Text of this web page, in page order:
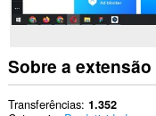
Sobre a extensão
Transferências 1.352